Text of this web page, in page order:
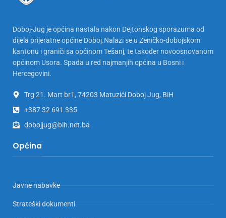
Doboj-Jug je općina nastala nakon Dejtonskog sporazuma od
dijela prijeratne općine Doboj.Nalazi se u Zeničko-dobojskom
kantonu i graniči sa općinom Tešanj, te također novoosnovanom
općinom Usora. Spada u red najmanjih općina u Bosni i
Hercegovini.
Trg 21. Mart br1, 74203 Matuzići Doboj Jug, BiH
+387 32 691 335
dobojjug@bih.net.ba
Općina
Javne nabavke
Strateški dokumenti